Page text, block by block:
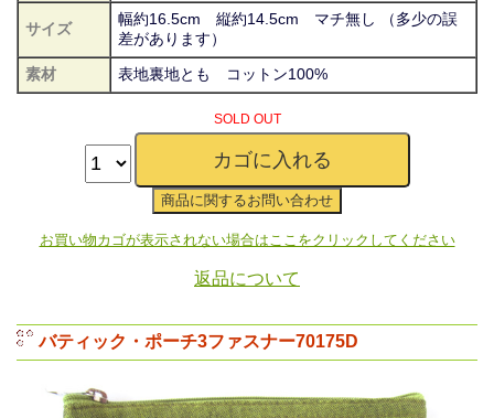
サイズ
幅約16.5cm 縦約14.5cm マチ無し （多少の誤
差があります）
素材
表地裏地とも コットン100%
SOLD OUT
お買い物カゴが表示されない場合はここをクリックしてください
返品について
バティック・ポーチ3ファスナー70175D